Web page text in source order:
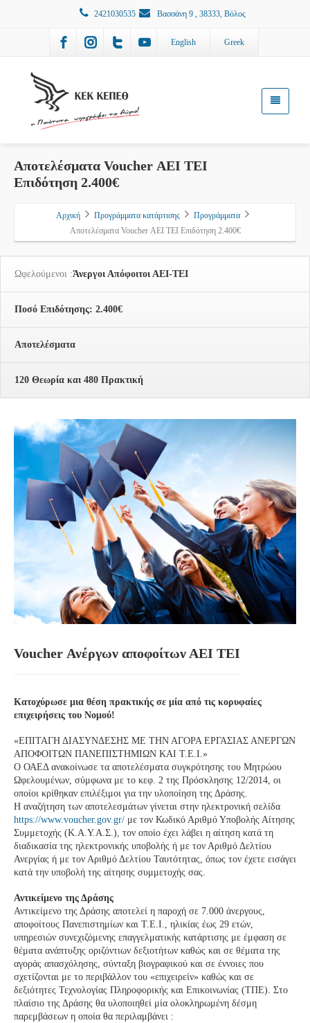
2421030535 Βασσάνη 9 , 38333, Βόλος
English Greek
Αποτελέσματα Voucher ΑΕΙ ΤΕΙ
Επιδότηση 2.400€
Αρχική Προγράμματα κατάρτισης
Προγράμματα
Αποτελέσματα Voucher ΑΕΙ ΤΕΙ Επιδότηση 2.400€
Ωφελούμενοι :Άνεργοι Απόφοιτοι ΑΕΙ-ΤΕΙ
Ποσό Επιδότησης: 2.400€
Αποτελέσματα
120 Θεωρία και 480 Πρακτική
Voucher Ανέργων αποφοίτων ΑΕΙ ΤΕΙ
Κατοχύρωσε μια θέση πρακτικής σε μία από τις κορυφαίες
επιχειρήσεις του Νομού!
«EΠΙΤΑΓΗ ΔΙΑΣΥΝΔΕΣΗΣ ΜΕ ΤΗΝ ΑΓΟΡΑ ΕΡΓΑΣΙΑΣ ΑΝΕΡΓΩΝ
ΑΠΟΦΟΙΤΩΝ ΠΑΝΕΠΙΣΤΗΜΙΩΝ ΚΑΙ Τ.Ε.Ι.»
Ο ΟΑΕΔ ανακοίνωσε τα αποτελέσματα συγκρότησης του Μητρώου
Ωφελουμένων, σύμφωνα με το κεφ. 2 της Πρόσκλησης 12/2014, οι
οποίοι κρίθηκαν επιλέξιμοι για την υλοποίηση της Δράσης.
Η αναζήτηση των αποτελεσμάτων γίνεται στην ηλεκτρονική σελίδα
https://www.voucher.gov.gr/ με τον Κωδικό Αριθμό Υποβολής Αίτησης
Συμμετοχής (Κ.Α.Υ.Α.Σ.), τον οποίο έχει λάβει η αίτηση κατά τη
διαδικασία της ηλεκτρονικής υποβολής ή με τον Αριθμό Δελτίου
Ανεργίας ή με τον Αριθμό Δελτίου Ταυτότητας, όπως τον έχετε εισάγει
κατά την υποβολή της αίτησης συμμετοχής σας.
Αντικείμενο της Δράσης
Αντικείμενο της Δράσης αποτελεί η παροχή σε 7.000 άνεργους,
αποφοίτους Πανεπιστημίων και Τ.Ε.Ι., ηλικίας έως 29 ετών,
υπηρεσιών συνεχιζόμενης επαγγελματικής κατάρτισης με έμφαση σε
θέματα ανάπτυξης οριζόντιων δεξιοτήτων καθώς και σε θέματα της
αγοράς απασχόλησης, σύνταξη βιογραφικού και σε έννοιες που
σχετίζονται με το περιβάλλον του «επιχειρείν» καθώς και σε
δεξιότητες Τεχνολογίας Πληροφορικής και Επικοινωνίας (ΤΠΕ). Στο
πλαίσιο της Δράσης θα υλοποιηθεί μία ολοκληρωμένη δέσμη
παρεμβάσεων η οποία θα περιλαμβάνει :